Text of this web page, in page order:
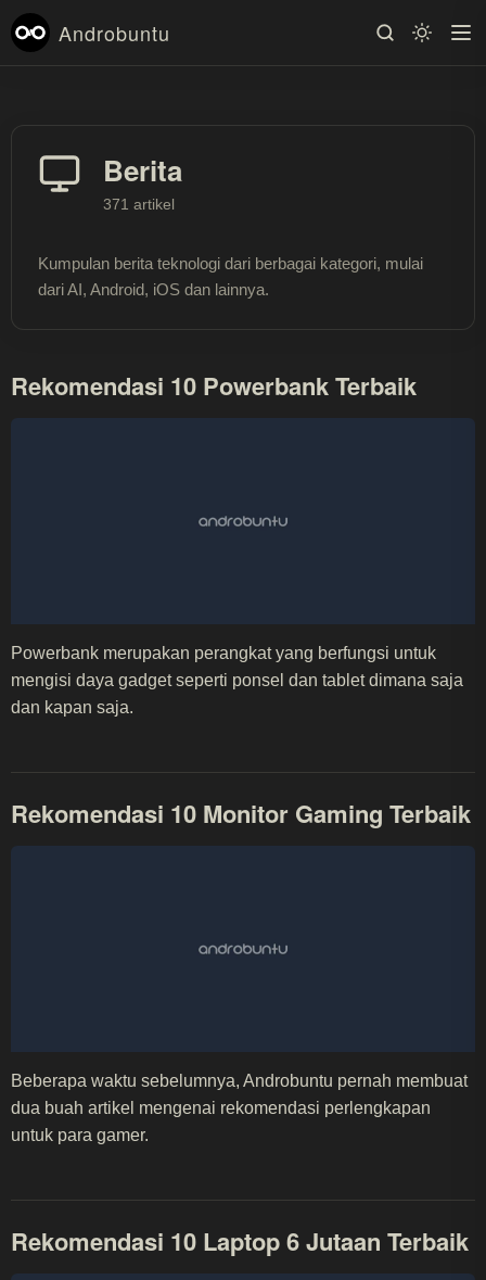
Androbuntu
Berita
371 artikel
Kumpulan berita teknologi dari berbagai kategori, mulai
dari AI, Android, iOS dan lainnya.
Rekomendasi 10 Powerbank Terbaik
Powerbank merupakan perangkat yang berfungsi untuk
mengisi daya gadget seperti ponsel dan tablet dimana saja
dan kapan saja.
Rekomendasi 10 Monitor Gaming Terbaik
Beberapa waktu sebelumnya, Androbuntu pernah membuat
dua buah artikel mengenai rekomendasi perlengkapan
untuk para gamer.
Rekomendasi 10 Laptop 6 Jutaan Terbaik